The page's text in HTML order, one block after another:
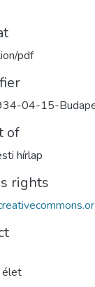
pdf
04-15-
of
hírlap
rights
élet